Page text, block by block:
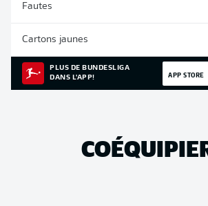
Fautes
Cartons jaunes
PLUS DE BUNDESLIGA
DANS L'APP!
APP STORE